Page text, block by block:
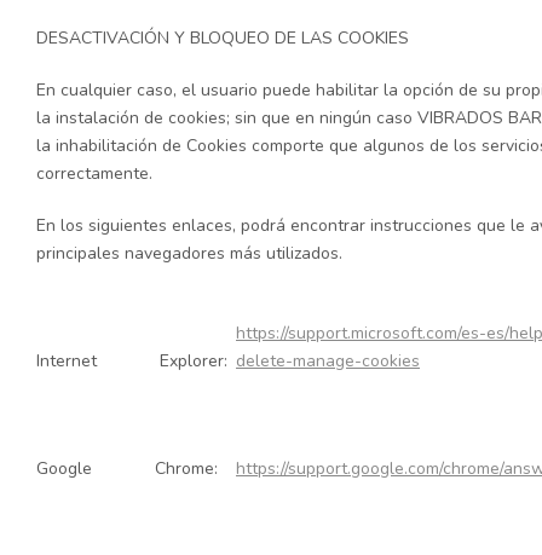
DESACTIVACIÓN Y BLOQUEO DE LAS COOKIES
En cualquier caso, el usuario puede habilitar la opción de su
la instalación de cookies; sin que en ningún caso VIBRADOS
la inhabilitación de Cookies comporte que algunos de los
correctamente.
En los siguientes enlaces, podrá encontrar instrucciones que le
principales navegadores más utilizados.
Internet Explorer:
https://support.microsoft.com/es-es/
delete-manage-cookies
Google Chrome: https://support.google.com/chrome/